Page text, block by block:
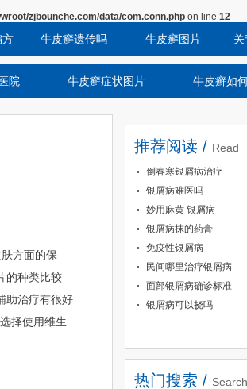
zjbounche.com/data/com.conn.php on line 12
方 牛皮癣遗传吗 牛皮癣图片
院 牛皮癣症状图片 牛皮癣如
方面的保
的种类比较
助治疗有很好
择使用维生
推荐阅读 / Read
倒春寒银屑病治疗
银屑病难医吗
妙用麻黄 银屑病
银屑病抹的药膏
免疫性银屑病
民间哪里治疗银屑病
面部银屑病确诊标准
银屑病可以挠吗
热门搜索 / Search